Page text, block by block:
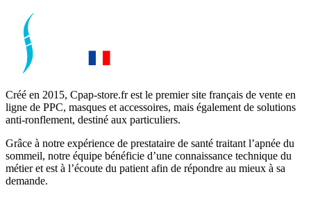
Créé en 2015, Cpap-store.fr est le premier site français de vente en
ligne de PPC, masques et accessoires, mais également de solutions
anti-ronflement, destiné aux particuliers.
Grâce à notre expérience de prestataire de santé traitant l’apnée du
sommeil, notre équipe bénéficie d’une connaissance technique du
métier et est à l’écoute du patient afin de répondre au mieux à sa
demande.